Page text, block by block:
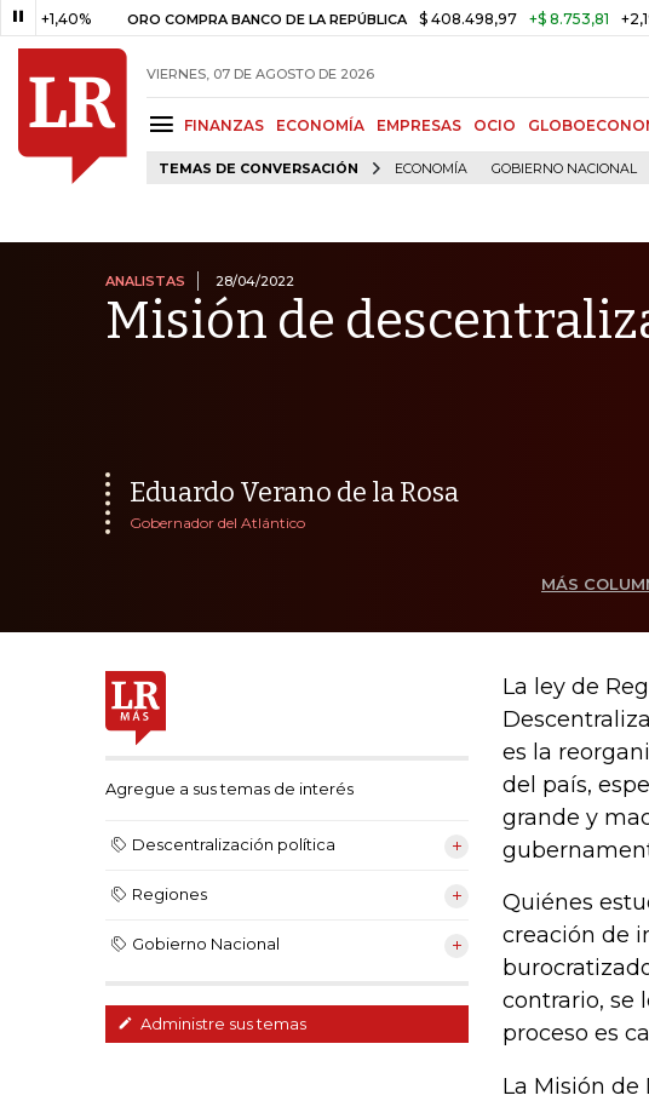
ORO COMPRA BANCO DE LA REPÚBLICA $ 408.498,97 +$ 8.753,81 +2,19%
VIERNES, 07 DE AGOSTO DE 2026
FINANZAS ECONOMÍA EMPRESAS OCIO
TEMAS DE CONVERSACIÓN ECONOMÍA GOBIERNO NACIONAL
ANALISTAS 28/04/2022
Misión de
Eduardo Verano de la Rosa
Gobernador del Atlántico
MÁS
Agregue a sus temas de interés
Descentralización política
Regiones
Gobierno Nacional
Administre sus temas
La ley de
es la
del país,
grande y
Quiénes
creación de
contrario, se
proceso es
La Misión